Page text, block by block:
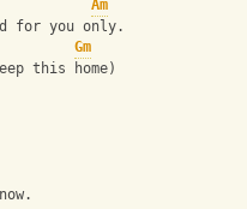
Am
for you only.
Gm
this home)